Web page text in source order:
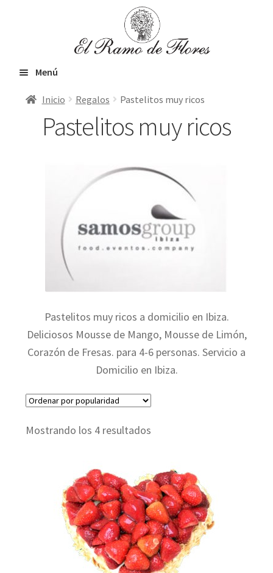
Menú
Flores frescas
Orquídeas & Plantas
Regalos
Expandir
el
menú
Cúpulas con Rosas
Cestas de fruta
Globos de Helio
Pastelitos muy ricos
Inicio Regalos Pastelitos muy ricos
Pastelitos muy ricos
Pastelitos muy ricos a domicilio en Ibiza.
Deliciosos Mousse de Mango, Mousse de Limón,
Corazón de Fresas. para 4-6 personas. Servicio a
Domicilio en Ibiza.
Mostrando los 4 resultadosOrdenado